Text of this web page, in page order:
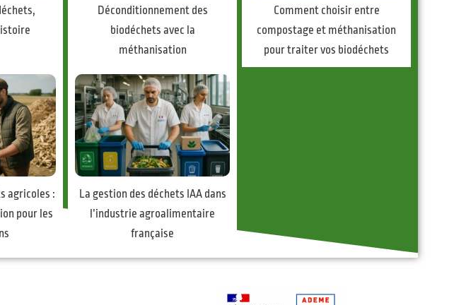
Déconditionnement des
biodéchets avec la
méthanisation
Comment choisir entre
compostage et méthanisation
pour traiter vos biodéchets
agricoles :
pour les
La gestion des déchets IAA dans
l’industrie agroalimentaire
française